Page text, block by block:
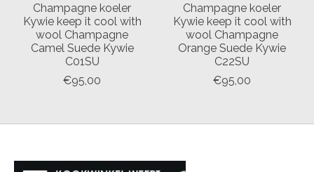
Champagne koeler
Kywie keep it cool with
wool Champagne
Camel Suede Kywie
C01SU
€95,00
Champagne koeler
Kywie keep it cool with
wool Champagne
Orange Suede Kywie
C22SU
€95,00